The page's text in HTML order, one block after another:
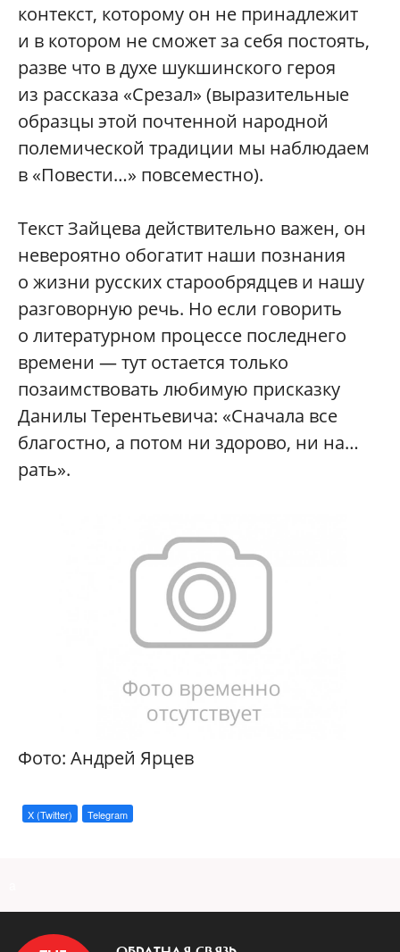
контекст, которому он не принадлежит
и в котором не сможет за себя постоять,
разве что в духе шукшинского героя
из рассказа «Срезал» (выразительные
образцы этой почтенной народной
полемической традиции мы наблюдаем
в «Повести…» повсеместно).
Текст Зайцева действительно важен, он
невероятно обогатит наши познания
о жизни русских старообрядцев и нашу
разговорную речь. Но если говорить
о литературном процессе последнего
времени — тут остается только
позаимствовать любимую присказку
Данилы Терентьевича: «Сначала все
благостно, а потом ни здорово, ни на…
рать».
Фото: Андрей Ярцев
X (Twitter) Telegram